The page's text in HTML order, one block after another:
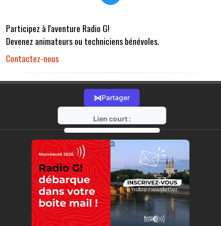
Participez à l'aventure Radio G!
Devenez animateurs ou techniciens bénévoles.
Contactez-nous
⋈Partager
Lien court :
https://radio-g.fr?r32
⧉